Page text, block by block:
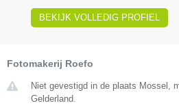
BEKIJK VOLLEDIG PROFIEL
Fotomakerij Roefo
Niet gevestigd in de plaats Mossel,
Gelderland.